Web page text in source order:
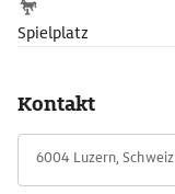
Spielplatz
Kontakt
6004 Luzern, Schweiz